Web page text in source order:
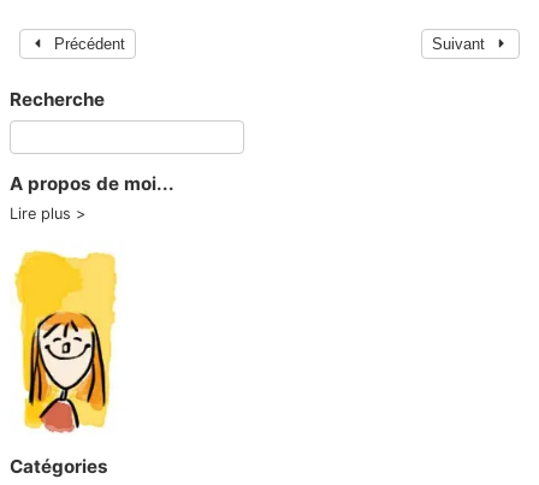
Précédent Suivant
Recherche
A propos de moi...
Lire plus
Catégories